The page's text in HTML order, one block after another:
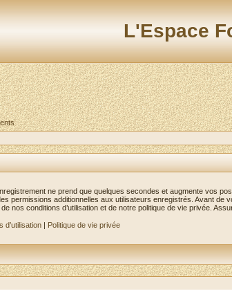
L'Espace
ne prend que quelques secondes et augmente vos
permissions additionnelles aux utilisateurs enregistrés. Avant de
nos conditions d’utilisation et de notre politique de vie privée.
d’utilisation| Politique de vie privée